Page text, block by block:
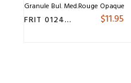
Granule Bul. Med.Rouge Opaque
FRIT 012490.4 $11.95